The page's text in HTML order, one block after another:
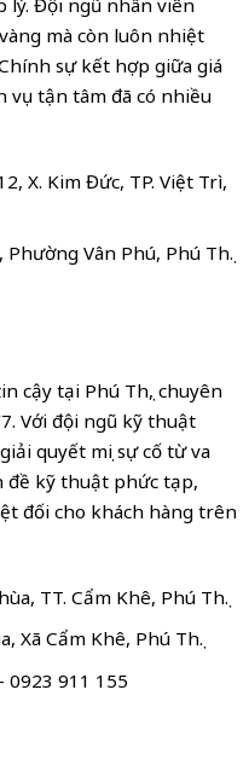
mà còn luôn nhiệt
sự kết hợp giữa giá
vụ tận tâm đã có nhiều
X. Kim Đức, TP. Việt Trì,
Phường Vân Phú, Phú Thọ.
cậy tại Phú Thọ, chuyên
Với đội ngũ kỹ thuật
quyết mọi sự cố từ va
đề kỹ thuật phức tạp,
đối cho khách hàng trên
TT. Cẩm Khê, Phú Thọ.
Xã Cẩm Khê, Phú Thọ.
0923 911 155